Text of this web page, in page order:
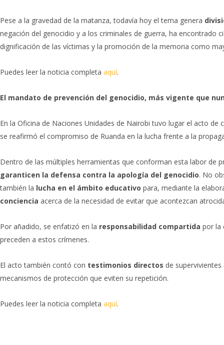
Pese a la gravedad de la matanza, todavía hoy el tema genera
negación del genocidio y a los criminales de guerra, ha encontrado
dignificación de las víctimas y la promoción de la memoria como
Puedes leer la noticia completa aquí.
El mandato de prevención del genocidio, más vigente que
En la Oficina de Naciones Unidades de Nairobi tuvo lugar el acto
se reafirmó el compromiso de Ruanda en la lucha frente a la
Dentro de las múltiples herramientas que conforman esta labor de
garanticen la defensa contra la apología del genocidio. No
también la lucha en el ámbito educativo para, mediante la
conciencia acerca de la necesidad de evitar que acontezcan
Por añadido, se enfatizó en la responsabilidad compartida por la
preceden a estos crímenes.
El acto también contó con testimonios directos de
mecanismos de protección que eviten su repetición.
Puedes leer la noticia completa aquí.